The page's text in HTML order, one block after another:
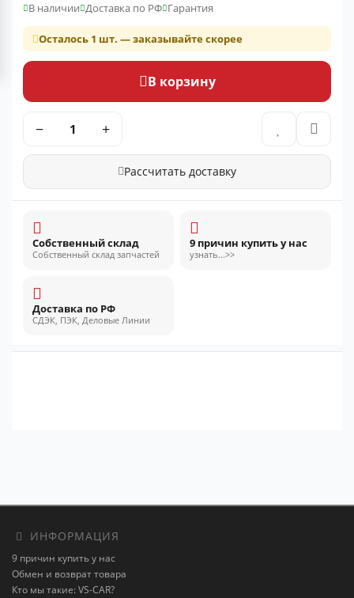
В наличии Доставка по РФ Гарантия
Осталось 1 шт. — заказывайте скорее
В корзину
− +
Рассчитать доставку
Собственный склад
Собственный склад запчастей
9 причин купить у нас
узнать...>>
Доставка по РФ
СДЭК, ПЭК, Деловые Линии
ИНФОРМАЦИЯ
9 причин купить у нас
Обмен и возврат товара
Кто мы такие: VS-CAR?